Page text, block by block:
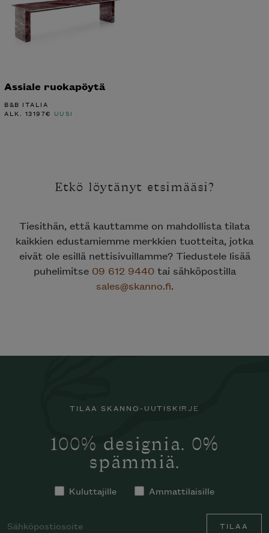
Assiale ruokapöytä
B&B ITALIA
ALK. 13197€ UUSI
Etkö löytänyt etsimääsi?
Tiesithän, että kauttamme on mahdollista tilata
kaikkien edustamiemme merkkien tuotteita, jotka
eivät ole esillä nettisivuillamme? Tiedustele lisää
puhelimitse 09 612 9440tai sähköpostilla
sales@skanno.fi.
TILAA SKANNO-UUTISKIRJE
100% designia. 0%
spämmiä.
Kuluttajille Ammattilaisille
TILAA